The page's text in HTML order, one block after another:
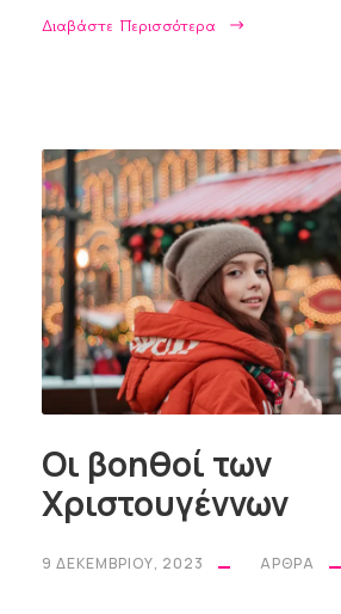
Διαβάστε Περισσότερα
Οι βοηθοί των
Χριστουγέννων
9 ΔΕΚΕΜΒΡΊΟΥ, 2023 ΆΡΘΡΑ